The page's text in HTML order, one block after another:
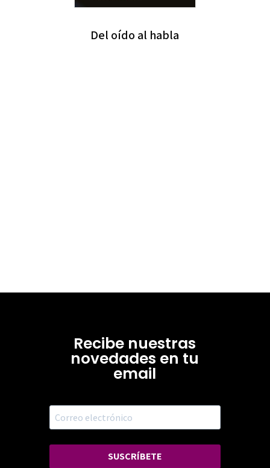
Del oído al habla
Recibe nuestras
novedades en tu
email
SUSCRÍBETE